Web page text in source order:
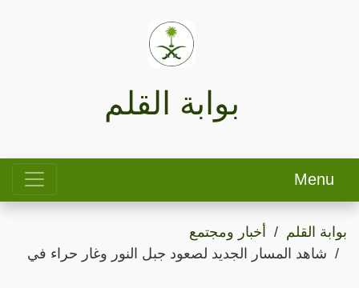
بوابة القلم
Menu
بوابة القلم
أخبار ومجتمع
شاهد المسار الجديد لصعود جبل النور وغار حراء في